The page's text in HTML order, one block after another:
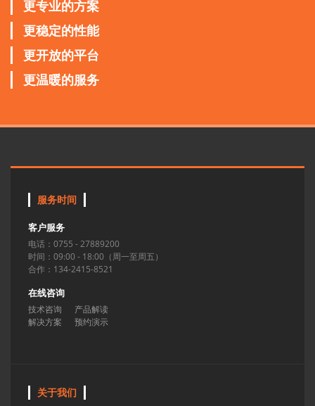
更专业的方案
更稳定的性能
更开放的平台
更温暖的服务
服务时间
客户服务
电话：0755 - 27889200
时间：09:00 - 18:00（周一至周五）
合作：134-2415-8521
在线咨询
技术咨询
产品解读
解决方案
预约演示
关于我们